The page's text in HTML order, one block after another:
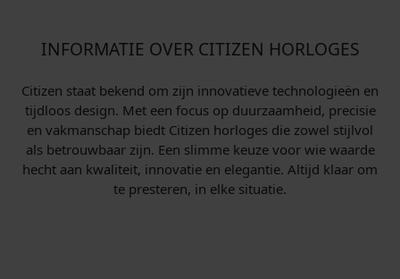
INFORMATIE OVER CITIZEN HORLOGES
Citizen staat bekend om zijn innovatieve technologieën en
tijdloos design. Met een focus op duurzaamheid, precisie
en vakmanschap biedt Citizen horloges die zowel stijlvol
als betrouwbaar zijn. Een slimme keuze voor wie waarde
hecht aan kwaliteit, innovatie en elegantie. Altijd klaar om
te presteren, in elke situatie.